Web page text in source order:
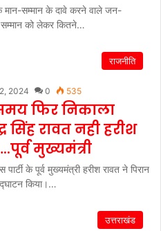
मान-सम्मान के दावे करने वाले जन-
सम्मान को लेकर कितने…
राजनीति
2024 0 535
फिर निकाला
सिंह रावत नही हरीश
मुख्यमंत्री
के पूर्व मुख्यमंत्री हरीश रावत ने पिरान
किया।…
उत्तराखंड